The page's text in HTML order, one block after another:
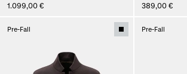
1.099,00 € 389,00 €
Pre-Fall Pre-Fall